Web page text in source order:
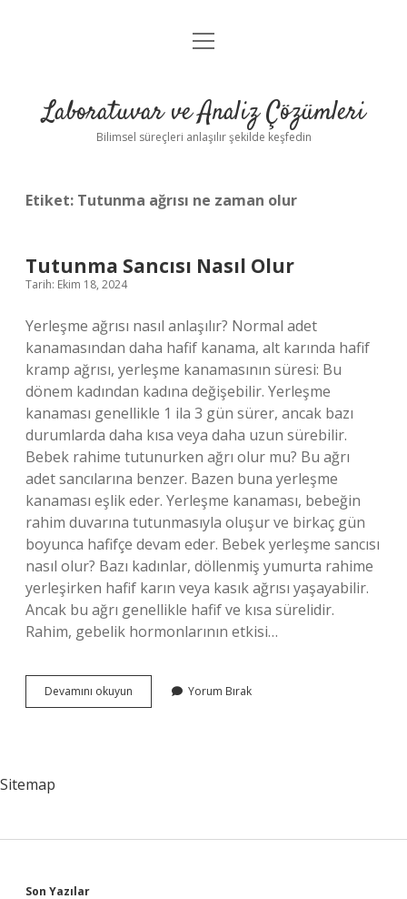
Anasayfa
Yasal Uyarı
menüyü
Laboratuvar ve Analiz Çözümleri
Bilimsel süreçleri anlaşılır şekilde keşfedin
Etiket: Tutunma ağrısı ne zaman olur
Tutunma Sancısı Nasıl Olur
Tarih: Ekim 18, 2024
Yerleşme ağrısı nasıl anlaşılır? Normal adet
kanamasından daha hafif kanama, alt karında hafif
kramp ağrısı, yerleşme kanamasının süresi: Bu
dönem kadından kadına değişebilir. Yerleşme
kanaması genellikle 1 ila 3 gün sürer, ancak bazı
durumlarda daha kısa veya daha uzun sürebilir.
Bebek rahime tutunurken ağrı olur mu? Bu ağrı
adet sancılarına benzer. Bazen buna yerleşme
kanaması eşlik eder. Yerleşme kanaması, bebeğin
rahim duvarına tutunmasıyla oluşur ve birkaç gün
boyunca hafifçe devam eder. Bebek yerleşme sancısı
nasıl olur? Bazı kadınlar, döllenmiş yumurta rahime
yerleşirken hafif karın veya kasık ağrısı yaşayabilir.
Ancak bu ağrı genellikle hafif ve kısa sürelidir.
Rahim, gebelik hormonlarının etkisi…
Devamını okuyun Tutunma
Sancısı
Yorum Bırak
Sitemap
Son Yazılar